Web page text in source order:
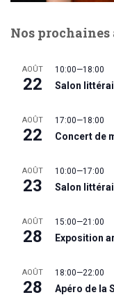
Nos
AOÛT
22
10:00—18:00
Salon
AOÛT
22
17:00—18:00
Concert de
AOÛT
23
10:00—17:00
Salon
AOÛT
28
15:00—21:00
Exposition
AOÛT
28
18:00—22:00
Apéro de la